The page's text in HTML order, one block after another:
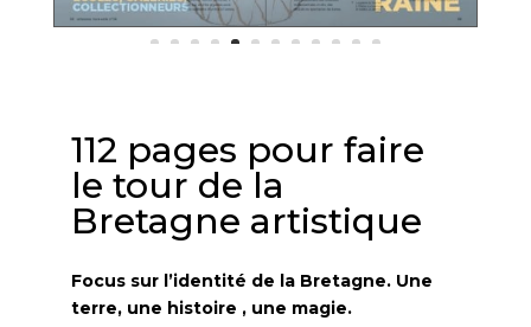
112 pages pour faire
le tour de la
Bretagne artistique
Focus sur l’identité de la Bretagne. Une
terre, une histoire , une magie.